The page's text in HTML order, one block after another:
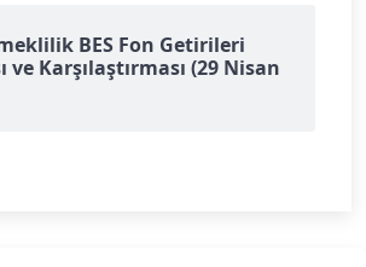
BES Fon Getirileri
ve Karşılaştırması (29 Nisan